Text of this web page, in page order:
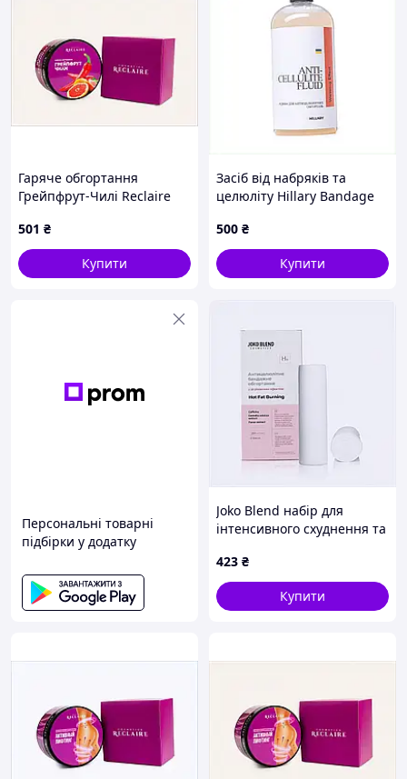
натуральний склад;
внутрішній контроль якості.
Для того, щоб купити в Києві, Харкові або іншому місті
вподобаний продукт, можна оформити замовлення
через кошик або зателефонувати консультанту.
Гаряче обгортання
Грейпфрут-Чилі Reclaire
501 ₴
Купити
Засіб від набряків та
целюліту Hillary Bandage
500 ₴
Купити
Персональні товарні
підбірки у додатку
Joko Blend набір для
інтенсивного схуднення та
423 ₴
Купити